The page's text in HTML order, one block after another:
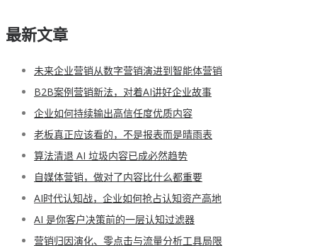
最新文章
未来企业营销从数字营销演进到智能体营销
B2B案例营销新法，对着AI讲好企业故事
企业如何持续输出高信任度优质内容
老板真正应该看的，不是报表而是晴雨表
算法清退 AI 垃圾内容已成必然趋势
自媒体营销，做对了内容比什么都重要
AI时代认知战，企业如何抢占认知资产高地
AI 是你客户决策前的一层认知过滤器
营销归因演化、零点击与流量分析工具局限